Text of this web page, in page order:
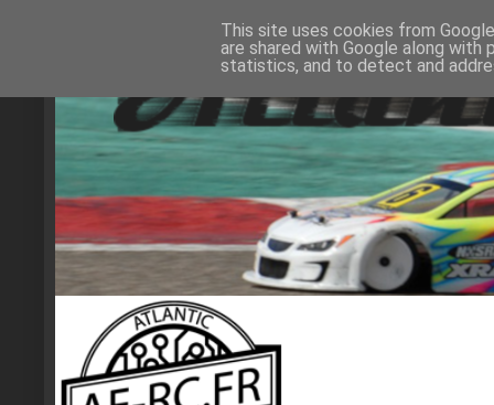
This site uses cookies from
are shared with Google along
statistics, and to detect and